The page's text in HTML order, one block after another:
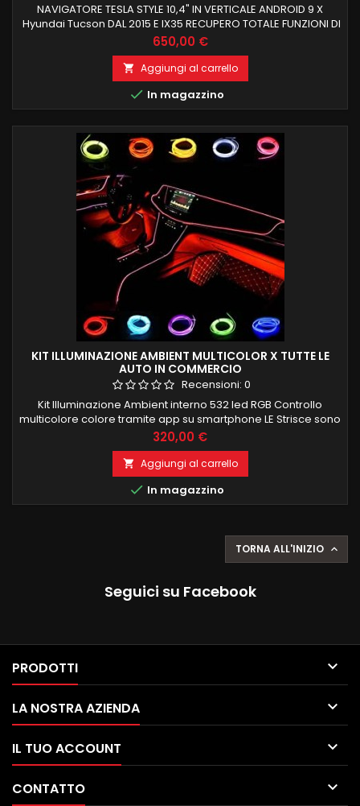
NAVIGATORE TESLA STYLE 10,4" IN VERTICALE ANDROID 9 X
Hyundai Tucson DAL 2015 E IX35 RECUPERO TOTALE FUNZIONI DI
BORDO E COMANDI AL VOLANTE PROCESSORE OCTACORE PX6
4 GB RAM 64 GB ROM CARPLAY INTEGRATO comandi vocali
Voice command
Prezzo
650,00 €
 Aggiungi al carrello
 In magazzino
KIT ILLUMINAZIONE AMBIENT MULTICOLOR X TUTTE LE
AUTO IN COMMERCIO
Recensioni: 0
Kit Illuminazione Ambient interno 532 led RGB Controllo
multicolore colore tramite app su smartphone LE Strisce sono
composte de 100 led interni per una corretta ed uniforme
illuminazione e si possono anche tagliare a misura Kit è
composto da: 4 strisce porte 4 maniglie 4 portaoggetti porte
4 tappetini piedi 1 cruscotto frontale 4 PEZZI 75CM 1 PEZZO...
Prezzo
320,00 €
 Aggiungi al carrello
 In magazzino
TORNA ALL'INIZIO 
Seguici su Facebook
PRODOTTI 
LA NOSTRA AZIENDA 
IL TUO ACCOUNT 
CONTATTO 